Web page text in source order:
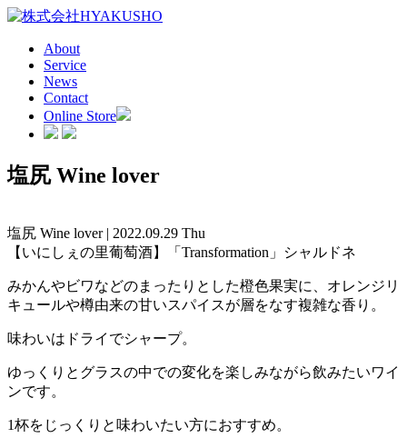
About
Service
News
Contact
Online Store
塩尻 Wine lover
塩尻 Wine lover | 2022.09.29 Thu
【いにしぇの里葡萄酒】「Transformation」シャルドネ
みかんやビワなどのまったりとした橙色果実に、オレンジリ
キュールや樽由来の甘いスパイスが層をなす複雑な香り。
味わいはドライでシャープ。
ゆっくりとグラスの中での変化を楽しみながら飲みたいワイ
ンです。
1杯をじっくりと味わいたい方におすすめ。